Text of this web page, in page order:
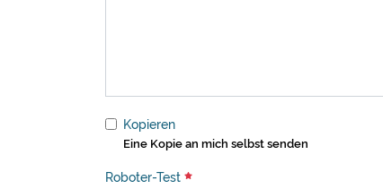
Kopieren
Eine Kopie an mich selbst senden
Roboter-Test